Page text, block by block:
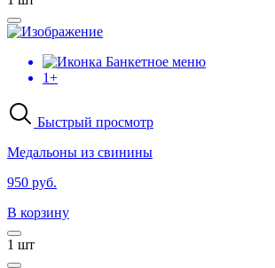
Банкетное меню
1+
Быстрый просмотр
Медальоны из свинины
950 руб.
В корзину
1 шт